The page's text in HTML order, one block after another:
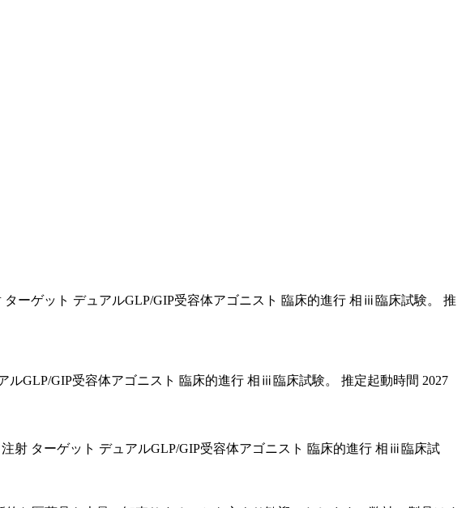
ーゲット デュアルGLP/GIP受容体アゴニスト 臨床的進行 相ⅲ臨床試験。 推
ルGLP/GIP受容体アゴニスト 臨床的進行 相ⅲ臨床試験。 推定起動時間 2027
射 ターゲット デュアルGLP/GIP受容体アゴニスト 臨床的進行 相ⅲ臨床試